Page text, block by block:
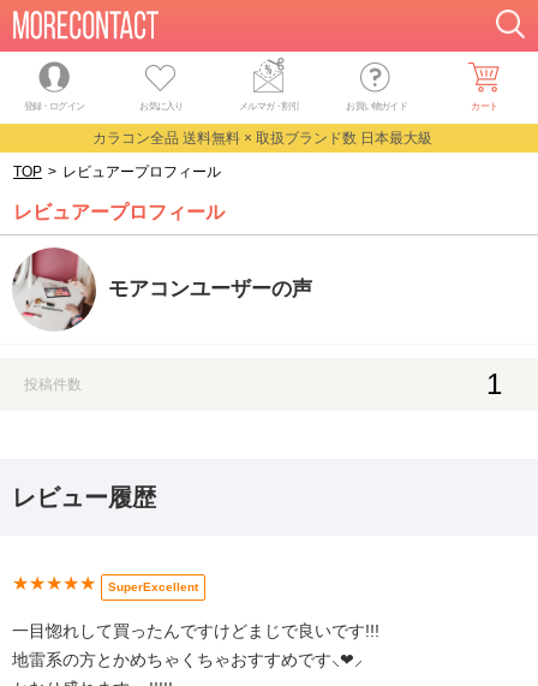
登録・ログイン お気に入り メルマガ・割引 お買い物ガイド カート
カラコン全品 送料無料 × 取扱ブランド数 日本最大級
TOP > レビュアープロフィール
レビュアープロフィール
モアコンユーザーの声
投稿件数 1
レビュー履歴
★★★★★ SuperExcellent
一目惚れして買ったんですけどまじで良いです!!!
地雷系の方とかめちゃくちゃおすすめです⸜❤︎⸝‍